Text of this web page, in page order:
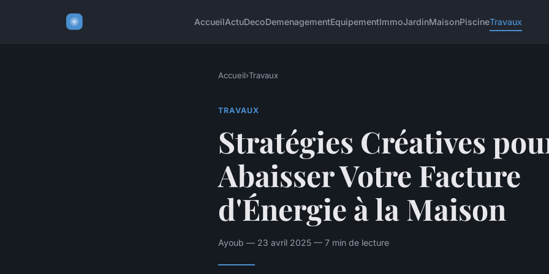
AccueilActuDecoDemenagementEquipementImmoJardinMaisonPiscineTravaux
Accueil›Travaux
TRAVAUX
Stratégies Créatives
Abaisser Votre Facture
d'Énergie à la Maison
Ayoub — 23 avril 2025 — 7 min de lecture